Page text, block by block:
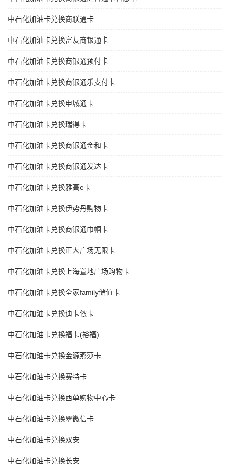
中石化加油卡兑换商联通卡
中石化加油卡兑换富友商银通卡
中石化加油卡兑换商银通预付卡
中石化加油卡兑换商银通乐支付卡
中石化加油卡兑换申城通卡
中石化加油卡兑换瑞得卡
中石化加油卡兑换商银通金和卡
中石化加油卡兑换商银通发达卡
中石化加油卡兑换雅高e卡
中石化加油卡兑换伊势丹购物卡
中石化加油卡兑换商银通巾帼卡
中石化加油卡兑换正大广场无限卡
中石化加油卡兑换上海置地广场购物卡
中石化加油卡兑换全家family储值卡
中石化加油卡兑换迪卡侬卡
中石化加油卡兑换福卡(裕福)
中石化加油卡兑换金源燕莎卡
中石化加油卡兑换赛特卡
中石化加油卡兑换西单购物中心卡
中石化加油卡兑换翠微信卡
中石化加油卡兑换双安
中石化加油卡兑换长安